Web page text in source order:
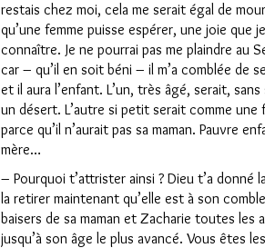
restais chez moi, cela me serait égal de
qu’une femme puisse espérer, une joie que
connaître. Je ne pourrai pas me plaindre au
car – qu’il en soit béni – il m’a comblée de
et il aura l’enfant. L’un, très âgé, serait,
un désert. L’autre si petit serait comme
parce qu’il n’aurait pas sa maman. Pauvre
mère…
– Pourquoi t’attrister ainsi ? Dieu t’a donné
la retirer maintenant qu’elle est à son
baisers de sa maman et Zacharie toutes les
jusqu’à son âge le plus avancé. Vous êtes